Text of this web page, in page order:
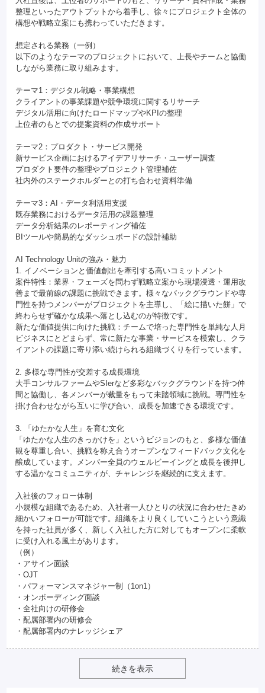
整理といったアウトプットから着手し、徐々にプロジェクト全体の
構想や戦略立案にも携わっていただきます。
想定される業務（一例）
以下のようなテーマのプロジェクトにおいて、上長やチームと協働
しながら業務に取り組みます。
テーマ1：デジタル戦略・事業構想
クライアントの事業課題や競争環境に関するリサーチ
デジタル活用に向けたロードマップやKPIの整理
上位者のもとでの提案資料の作成サポート
テーマ2：プロダクト・サービス開発
新サービス企画におけるアイデアリサーチ・ユーザー調査
プロダクト要件の整理やプロジェクト管理補佐
社内外のステークホルダーとの打ち合わせ資料準備
テーマ3：AI・データ利活用支援
既存業務におけるデータ活用の課題整理
データ分析結果のレポーティング補佐
BIツールや簡易的なダッシュボードの設計補助
AI Technology Unitの強み・魅力
1. イノベーションと価値創出を牽引する高いコミットメント
案件特性：業界・フェーズを問わず戦略立案から現場浸透・運用改
善まで最前線の課題に挑戦できます。様々なバックグラウンドや専
門性を持つメンバーがプロジェクトを主導し、「絵に描いた餅」で
終わらせず確かな成果へ落とし込むのが特徴です。
新たな価値提供に向けた挑戦：チームで培った専門性を単純な人月
ビジネスにとどまらず、常に新たな事業・サービスを模索し、クラ
イアントの課題に寄り添い続けられる組織づくりを行っています。
2. 多様な専門性が交差する成長環境
大手コンサルファームやSIerなど多彩なバックグラウンドを持つ仲
間と協働し、各メンバーが裁量をもって未踏領域に挑戦。専門性を
掛け合わせながら互いに学び合い、成長を加速できる環境です。
3. 「ゆたかな人生」を育む文化
「ゆたかな人生のきっかけを」というビジョンのもと、多様な価値
観を尊重し合い、挑戦を称え合うオープンなフィードバック文化を
醸成しています。メンバー全員のウェルビーイングと成長を後押し
する温かなコミュニティが、チャレンジを継続的に支えます。
入社後のフォロー体制
小規模な組織であるため、入社者一人ひとりの状況に合わせたきめ
細かいフォローが可能です。組織をより良くしていこうという意識
を持った社員が多く、新しく入社した方に対してもオープンに柔軟
に受け入れる風土があります。
（例）
・アサイン面談
・OJT
・パフォーマンスマネジャー制（1on1）
・オンボーディング面談
・全社向けの研修会
・配属部署内の研修会
・配属部署内のナレッジシェア
続きを表示